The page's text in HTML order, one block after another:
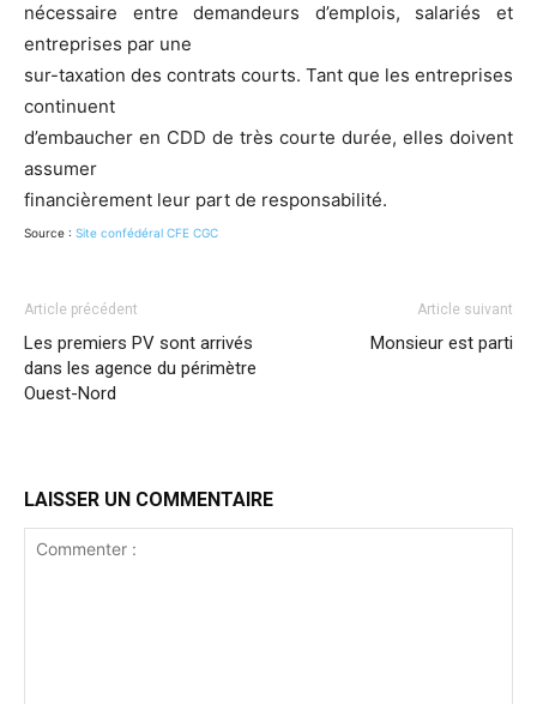
nécessaire entre demandeurs d’emplois, salariés et
entreprises par une
sur-taxation des contrats courts. Tant que les entreprises
continuent
d’embaucher en CDD de très courte durée, elles doivent
assumer
financièrement leur part de responsabilité.
Source : Site confédéral CFE CGC
Article précédent
Les premiers PV sont arrivés
dans les agence du périmètre
Ouest-Nord
Article suivant
Monsieur est parti
LAISSER UN COMMENTAIRE